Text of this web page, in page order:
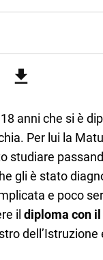
scrittura di articoli sul
anni che si è
Per lui la
studiare
gli è stato
e poco
il diploma con